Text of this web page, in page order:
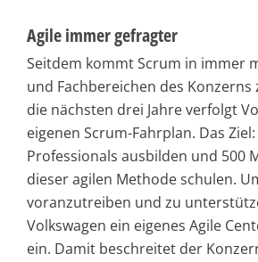
Agile immer gefragter
Seitdem kommt Scrum in immer
und Fachbereichen des Konzerns
die nächsten drei Jahre verfolgt
eigenen Scrum-Fahrplan. Das
Professionals ausbilden und 500
dieser agilen Methode schulen.
voranzutreiben und zu
Volkswagen ein eigenes Agile
ein. Damit beschreitet der